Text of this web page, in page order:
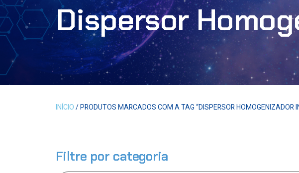
Dispersor
INÍCIO/ PRODUTOS MARCADOS COM A TAG “DISPERSOR HOMOGENIZADOR
Filtre por categoria